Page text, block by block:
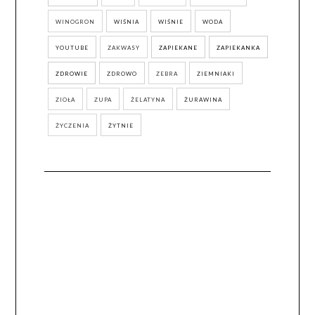
WINOGRON WIŚNIA WIŚNIE WODA
YOUTUBE ZAKWASY ZAPIEKANE ZAPIEKANKA
ZDROWIE ZDROWO ZEBRA ZIEMNIAKI
ZIOŁA ZUPA ŻELATYNA ŻURAWINA
ŻYCZENIA ŻYTNIE